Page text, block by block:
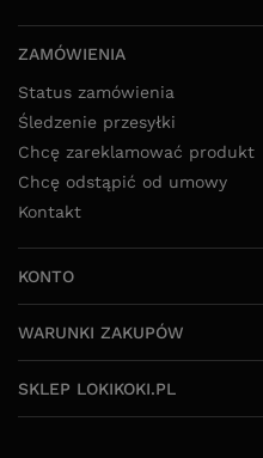
ZAMÓWIENIA
Status zamówienia
Śledzenie przesyłki
Chcę zareklamować produkt
Chcę odstąpić od umowy
Kontakt
KONTO
WARUNKI ZAKUPÓW
SKLEP LOKIKOKI.PL